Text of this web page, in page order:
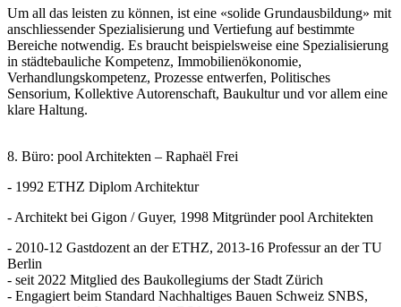
Um all das leisten zu können, ist eine «solide Grundausbildung» mit
anschliessender Spezialisierung und Vertiefung auf bestimmte
Bereiche notwendig. Es braucht beispielsweise eine Spezialisierung
in städtebauliche Kompetenz, Immobilienökonomie,
Verhandlungskompetenz, Prozesse entwerfen, Politisches
Sensorium, Kollektive Autorenschaft, Baukultur und vor allem eine
klare Haltung.
8. Büro: pool Architekten – Raphaël Frei
- 1992 ETHZ Diplom Architektur
- Architekt bei Gigon / Guyer, 1998 Mitgründer pool Architekten
- 2010-12 Gastdozent an der ETHZ, 2013-16 Professur an der TU
Berlin
- seit 2022 Mitglied des Baukollegiums der Stadt Zürich
- Engagiert beim Standard Nachhaltiges Bauen Schweiz SNBS,